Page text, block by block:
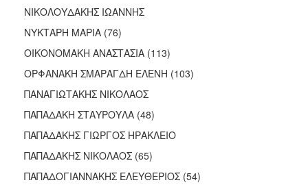
ΝΙΚΟΛΟΥΔΑΚΗΣ ΙΩΑΝΝΗΣ
ΝΥΚΤΑΡΗ ΜΑΡΙΑ (76)
ΟΙΚΟΝΟΜΑΚΗ ΑΝΑΣΤΑΣΙΑ (113)
ΟΡΦΑΝΑΚΗ ΣΜΑΡΑΓΔΗ ΕΛΕΝΗ (103)
ΠΑΝΑΓΙΩΤΑΚΗΣ ΝΙΚΟΛΑΟΣ
ΠΑΠΑΔΑΚΗ ΣΤΑΥΡΟΥΛΑ (48)
ΠΑΠΑΔΑΚΗΣ ΓΙΩΡΓΟΣ ΗΡΑΚΛΕΙΟ
ΠΑΠΑΔΑΚΗΣ ΝΙΚΟΛΑΟΣ (65)
ΠΑΠΑΔΟΓΙΑΝΝΑΚΗΣ ΕΛΕΥΘΕΡΙΟΣ (54)